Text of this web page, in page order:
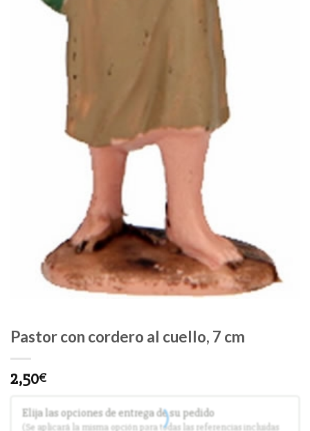
Pastor con cordero al cuello, 7 cm
2,50€
Elija las opciones de entrega de su pedido
(Se aplicará la misma opción para todas las referencias incluidas